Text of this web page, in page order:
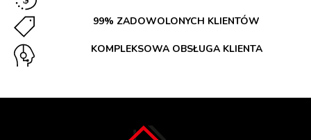
99% ZADOWOLONYCH KLIENTÓW
KOMPLEKSOWA OBSŁUGA KLIENTA